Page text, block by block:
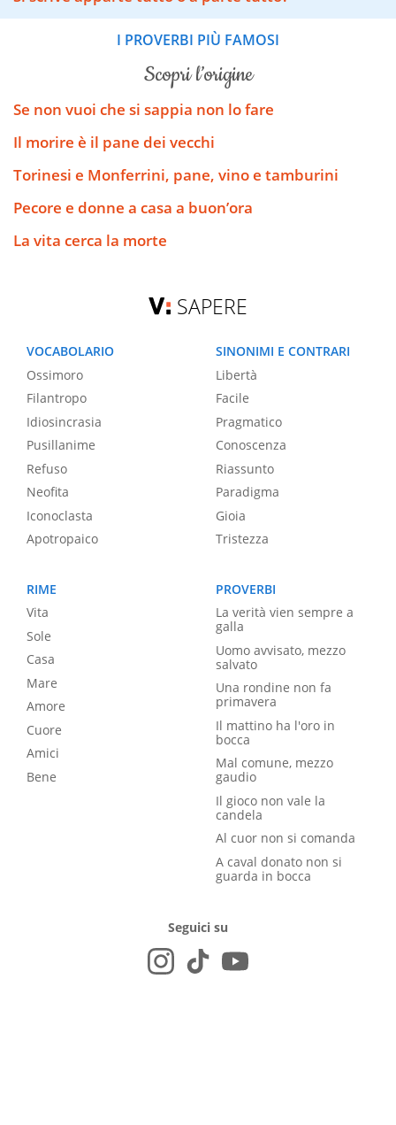
I PROVERBI PIÙ FAMOSI
scopri l’origine
Se non vuoi che si sappia non lo fare
Il morire è il pane dei vecchi
Torinesi e Monferrini, pane, vino e tamburini
Pecore e donne a casa a buon’ora
La vita cerca la morte
SAPERE
VOCABOLARIO
Ossimoro
Filantropo
Idiosincrasia
Pusillanime
Refuso
Neofita
Iconoclasta
Apotropaico
SINONIMI E CONTRARI
Libertà
Facile
Pragmatico
Conoscenza
Riassunto
Paradigma
Gioia
Tristezza
RIME
Vita
Sole
Casa
Mare
Amore
Cuore
Amici
Bene
PROVERBI
La verità vien sempre a
galla
Uomo avvisato, mezzo
salvato
Una rondine non fa
primavera
Il mattino ha l'oro in
bocca
Mal comune, mezzo
gaudio
Il gioco non vale la
candela
Al cuor non si comanda
A caval donato non si
guarda in bocca
Seguici su